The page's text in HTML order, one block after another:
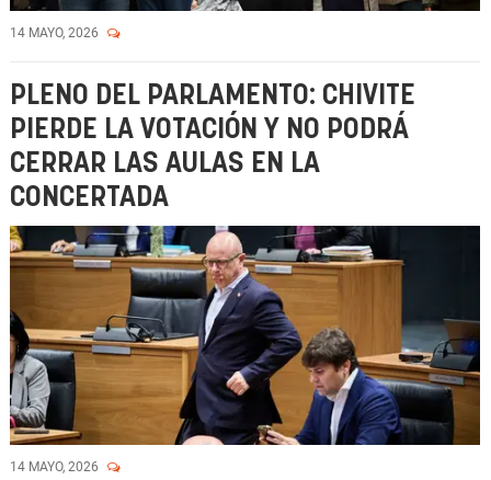
14 MAYO, 2026
PLENO DEL PARLAMENTO: CHIVITE
PIERDE LA VOTACIÓN Y NO PODRÁ
CERRAR LAS AULAS EN LA
CONCERTADA
14 MAYO, 2026